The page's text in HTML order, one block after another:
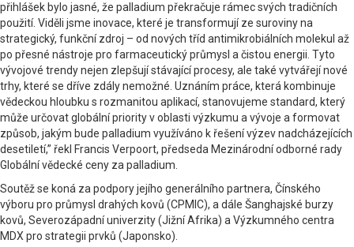
přihlášek bylo jasné, že palladium překračuje rámec svých tradičních
použití. Viděli jsme inovace, které je transformují ze suroviny na
strategický, funkční zdroj – od nových tříd antimikrobiálních molekul až
po přesné nástroje pro farmaceutický průmysl a čistou energii. Tyto
vývojové trendy nejen zlepšují stávající procesy, ale také vytvářejí nové
trhy, které se dříve zdály nemožné. Uznáním práce, která kombinuje
vědeckou hloubku s rozmanitou aplikací, stanovujeme standard, který
může určovat globální priority v oblasti výzkumu a vývoje a formovat
způsob, jakým bude palladium využíváno k řešení výzev nadcházejících
desetiletí,” řekl Francis Verpoort, předseda Mezinárodní odborné rady
Globální vědecké ceny za palladium.
Soutěž se koná za podpory jejího generálního partnera, Čínského
výboru pro průmysl drahých kovů (CPMIC), a dále Šanghajské burzy
kovů, Severozápadní univerzity (Jižní Afrika) a Výzkumného centra
MDX pro strategii prvků (Japonsko).